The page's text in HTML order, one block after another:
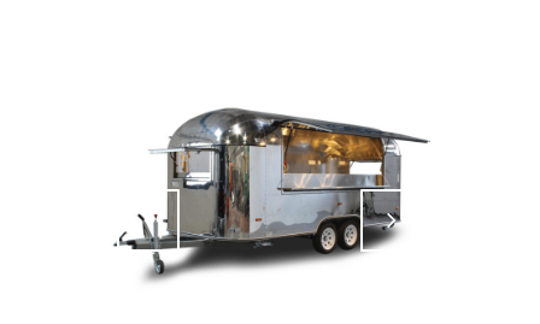
Attiva comando Attiva comando